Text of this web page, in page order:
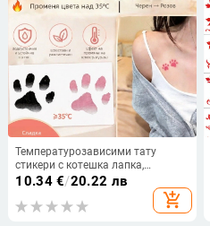
Температурозависими тату
стикери с котешка лапка,
водоустойчиви и устойчиви на
изпотяване, сладък женствен
стил, променят цвета в
10.34€/20.22 лв
add_shopping_cart